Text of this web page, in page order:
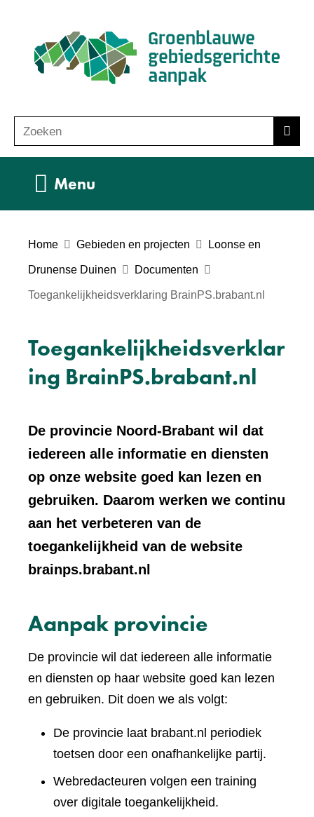
naar
de
inhoud
o
e
Zoeken
Menu
Home Gebieden en projecten Loonse en
Drunense Duinen Documenten
Toegankelijkheidsverklaring BrainPS.brabant.nl
Toegankelijkheidsverklar
ing BrainPS.brabant.nl
De provincie Noord-Brabant wil dat
iedereen alle informatie en diensten
op onze website goed kan lezen en
gebruiken. Daarom werken we continu
aan het verbeteren van de
toegankelijkheid van de website
brainps.brabant.nl
Aanpak provincie
De provincie wil dat iedereen alle informatie
en diensten op haar website goed kan lezen
en gebruiken. Dit doen we als volgt:
De provincie laat brabant.nl periodiek
toetsen door een onafhankelijke partij.
Webredacteuren volgen een training
over digitale toegankelijkheid.